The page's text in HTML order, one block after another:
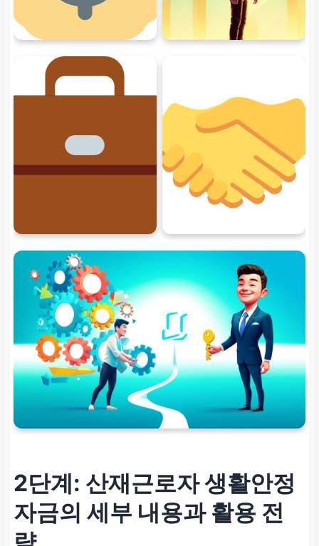
2단계: 산재근로자 생활안정
자금의 세부 내용과 활용 전